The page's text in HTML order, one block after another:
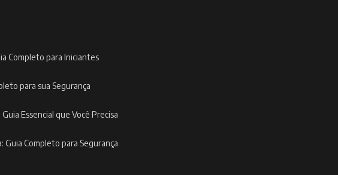
Completo para Iniciantes
para sua Segurança
Essencial que Você Precisa
Guia Completo para Segurança